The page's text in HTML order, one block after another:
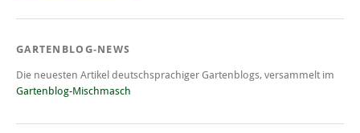
GARTENBLOG-NEWS
Die neuesten Artikel deutschsprachiger Gartenblogs, versammelt im
Gartenblog-Mischmasch